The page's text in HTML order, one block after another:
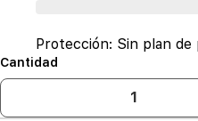
Protección: Sin plan
Cantidad